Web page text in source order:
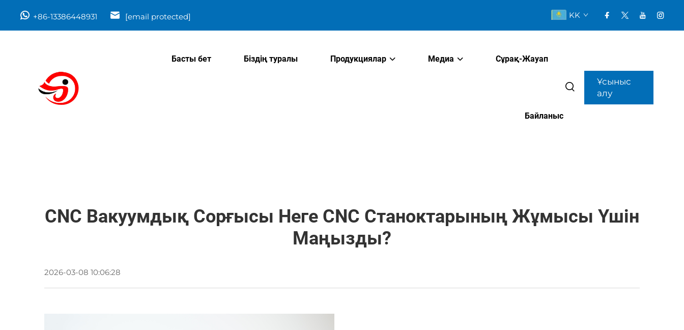
+86-13386448931 [email protected] KK
Басты бет Біздің туралы Продукциялар Медиа Сұрақ-Жауап
Байланыс
Ұсыныс
алу
CNC Вакуумдық Сорғысы Неге CNC Станоктарының Жұмысы Үшін
Маңызды?
2026-03-08 10:06:28